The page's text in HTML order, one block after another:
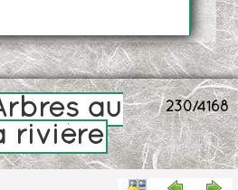
230/4168
au
rivière